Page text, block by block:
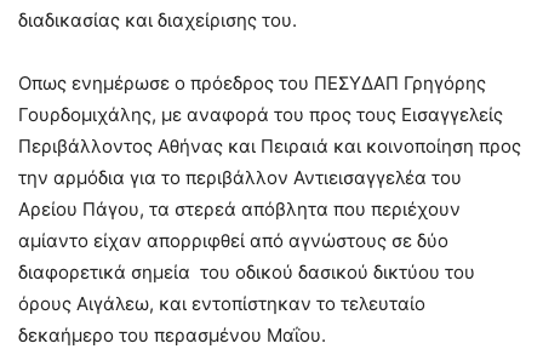
διαδικασίας και διαχείρισης του.
Οπως ενημέρωσε ο πρόεδρος του ΠΕΣΥΔΑΠ Γρηγόρης
Γουρδομιχάλης, με αναφορά του προς τους Εισαγγελείς
Περιβάλλοντος Αθήνας και Πειραιά και κοινοποίηση προς
την αρμόδια για το περιβάλλον Αντιεισαγγελέα του
Αρείου Πάγου, τα στερεά απόβλητα που περιέχουν
αμίαντο είχαν απορριφθεί από αγνώστους σε δύο
διαφορετικά σημεία του οδικού δασικού δικτύου του
όρους Αιγάλεω, και εντοπίστηκαν το τελευταίο
δεκαήμερο του περασμένου Μαΐου.